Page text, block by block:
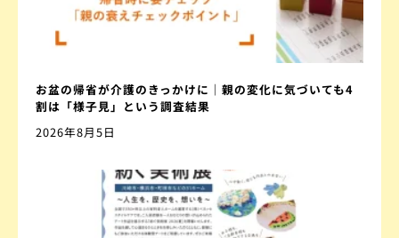
お盆の帰省が介護のきっかけに｜親の変化に気づいても4
割は「様子見」という調査結果
2026年8月5日